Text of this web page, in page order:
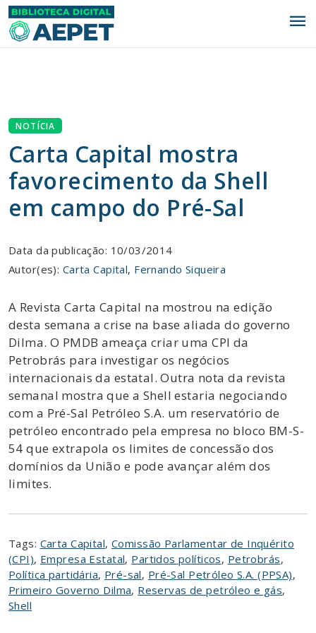
menu
NOTÍCIA
Carta Capital mostra
favorecimento da Shell
em campo do Pré-Sal
Data da publicação: 10/03/2014
Autor(es): Carta Capital, Fernando Siqueira
A Revista Carta Capital na mostrou na edição
desta semana a crise na base aliada do governo
Dilma. O PMDB ameaça criar uma CPI da
Petrobrás para investigar os negócios
internacionais da estatal. Outra nota da revista
semanal mostra que a Shell estaria negociando
com a Pré-Sal Petróleo S.A. um reservatório de
petróleo encontrado pela empresa no bloco BM-S-
54 que extrapola os limites de concessão dos
domínios da União e pode avançar além dos
limites.
Tags: Carta Capital, Comissão Parlamentar de Inquérito
(CPI), Empresa Estatal, Partidos políticos, Petrobrás,
Política partidária, Pré-sal, Pré-Sal Petróleo S.A. (PPSA),
Primeiro Governo Dilma, Reservas de petróleo e gás,
Shell